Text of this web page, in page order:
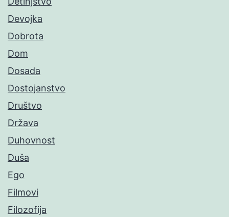
Devojka
Dobrota
Dom
Dosada
Dostojanstvo
Društvo
Država
Duhovnost
Duša
Ego
Filmovi
Filozofija